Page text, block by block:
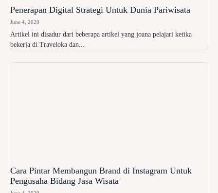
Penerapan Digital Strategi Untuk Dunia Pariwisata
June 4, 2020
Artikel ini disadur dari beberapa artikel yang joana pelajari ketika
bekerja di Traveloka dan...
Cara Pintar Membangun Brand di Instagram Untuk
Pengusaha Bidang Jasa Wisata